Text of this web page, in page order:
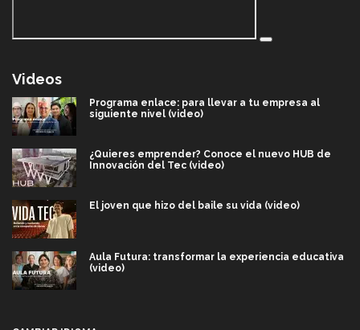
Videos
Programa enlace: para llevar a tu empresa al
siguiente nivel (video)
¿Quieres emprender? Conoce el nuevo HUB de
Innovación del Tec (video)
El joven que hizo del baile su vida (video)
Aula Futura: transformar la experiencia educativa
(video)